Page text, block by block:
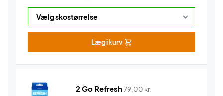
Læg i kurv
2 Go Refresh79,00 kr.